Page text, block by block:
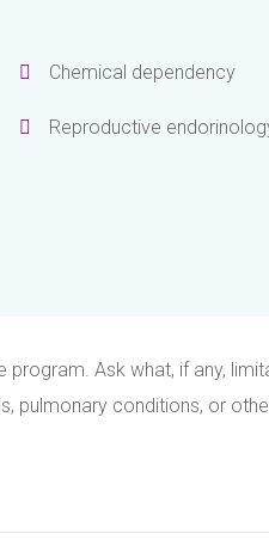
Chemical dependency
Reproductive
Ask what, if any,
pulmonary conditions, or